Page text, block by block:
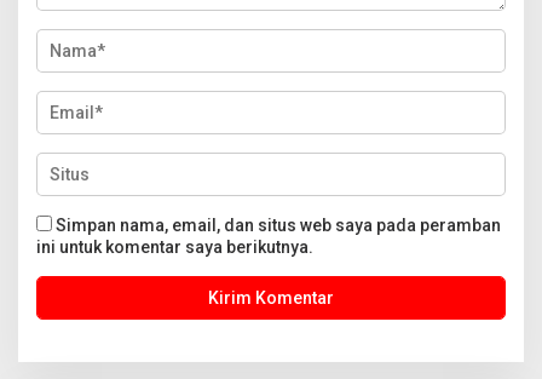
Simpan nama, email, dan situs web saya pada peramban
ini untuk komentar saya berikutnya.